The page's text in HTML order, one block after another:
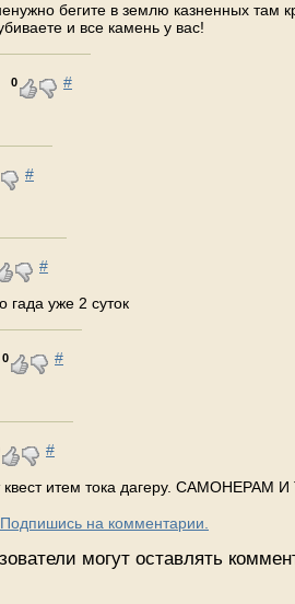
бегите в землю казненных там
и все камень у вас!
0 #
#
#
гада уже 2 суток
0 #
#
квест итем тока дагеру. САМОНЕРАМ
на комментарии.
могут оставлять